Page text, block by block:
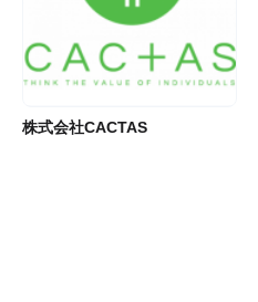
株式会社CACTAS